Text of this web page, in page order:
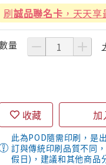
刷誠品聯名卡 ，天天
量
收藏 加
此為POD隨需印刷，是
訂與傳統印刷品質不同
假日)，建議和其他商品